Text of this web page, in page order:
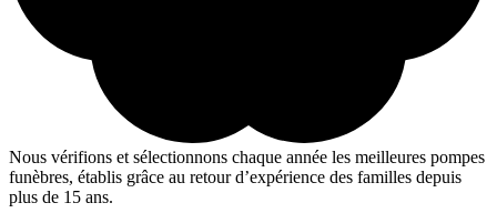
Nous vérifions et sélectionnons chaque année les meilleures pompes
funèbres, établis grâce au retour d’expérience des familles depuis
plus de 15 ans.